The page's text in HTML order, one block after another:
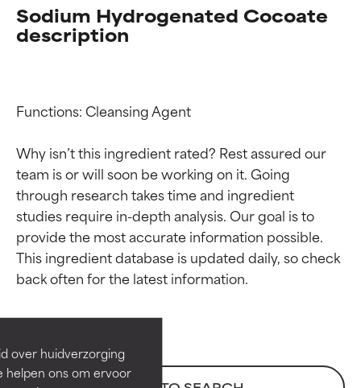
over huidverzorging
helpen ons om ervoor
Sodium Hydrogenated Cocoate
description
Functions: Cleansing Agent
Why isn’t this ingredient rated? Rest assured our
team is or will soon be working on it. Going
through research takes time and ingredient
studies require in-depth analysis. Our goal is to
provide the most accurate information possible.
This ingredient database is updated daily, so check
Beoordelingen van
ingrediënten
Bewezen en ondersteund door
onafhankelijk onderzoek.
Beoordelingen van
ingrediënten
Bewezen en ondersteund door
onafhankelijk onderzoek.